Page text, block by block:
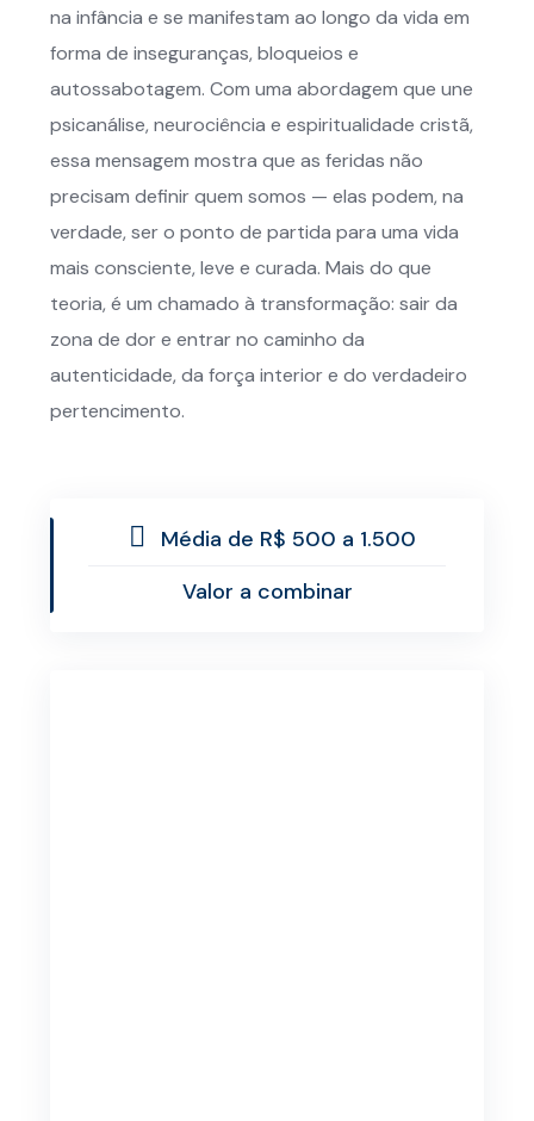
na infância e se manifestam ao longo da vida em
forma de inseguranças, bloqueios e
autossabotagem. Com uma abordagem que une
psicanálise, neurociência e espiritualidade cristã,
essa mensagem mostra que as feridas não
precisam definir quem somos — elas podem, na
verdade, ser o ponto de partida para uma vida
mais consciente, leve e curada. Mais do que
teoria, é um chamado à transformação: sair da
zona de dor e entrar no caminho da
autenticidade, da força interior e do verdadeiro
pertencimento.
Média de R$ 500 a 1.500
Valor a combinar